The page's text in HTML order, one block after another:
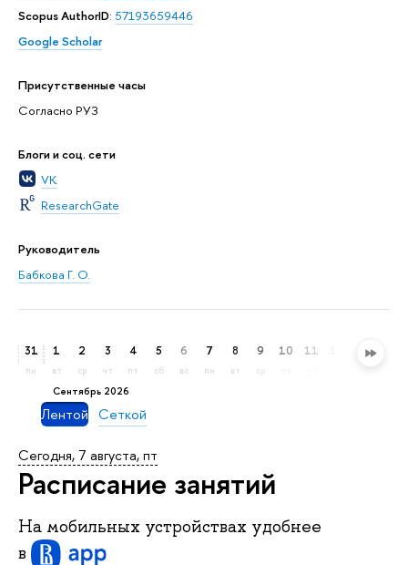
Scopus AuthorID: 57193659446
Google Scholar
Присутственные часы
Согласно РУЗ
Блоги и соц. сети
VK
ResearchGate
Руководитель
Бабкова Г. О.
31
пн
сентябрь 2026
1
вт
2
ср
3
чт
4
пт
5
сб
6
вс
7
пн
8
вт
9 10 11 13
Лентой Сеткой
Сегодня, 7 августа, пт
Расписание занятий
На мобильных устройствах удобнее
в